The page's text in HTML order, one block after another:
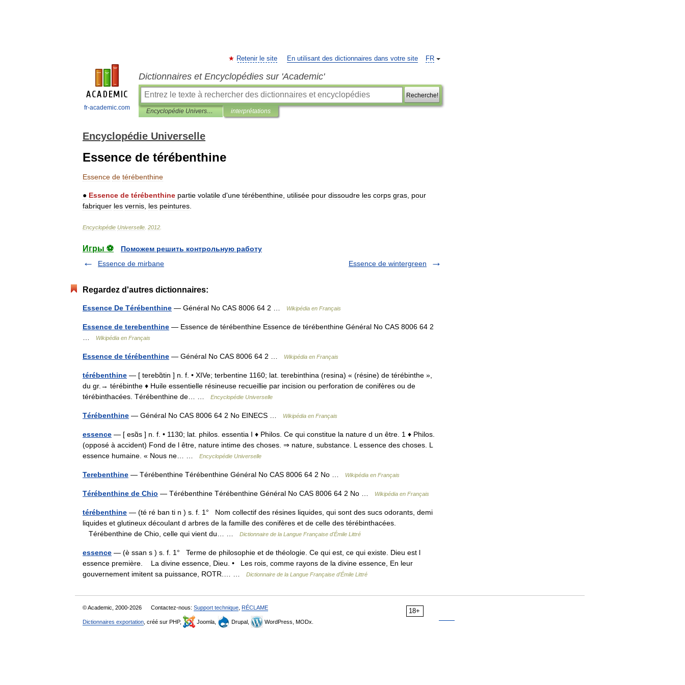
fr-academic.com
FR
Retenir le site En utilisant des dictionnaires dans votre site
Dictionnaires et Encyclopédies sur 'Academic'
Recherche!
Encyclopédie Universelle interprétations
Encyclopédie Universelle
Essence de térébenthine
Essence de térébenthine
● Essence de térébenthine partie volatile d'une térébenthine utilisée pour dissoudre les corps gras pour
fabriquer les vernis les peintures
Encyclopédie Universelle 2012
Игры ⚽
Поможем решить контрольную работу
Essence de mirbane
Essence de wintergreen
Regardez d'autres dictionnaires:
Essence De Térébenthine — Général No CAS 8006 64 2 … Wikipédia en Français
Essence de terebenthine — Essence de térébenthine Essence de térébenthine Général No CAS 8006 64 2
Wikipédia en Français
Essence de térébenthine — Général No CAS 8006 64 2 … Wikipédia en Français
térébenthine — [ terebɑ̃tin ] n. f. • XIVe; terbentine 1160; lat. terebinthina (resina) « (résine) de térébinthe »,
du gr.→ térébinthe ♦ Huile essentielle résineuse recueillie par incision ou perforation de conifères ou de
térébinthacées. Térébenthine de… …
Encyclopédie Universelle
Térébenthine — Général No CAS 8006 64 2 No EINECS … Wikipédia en Français
essence — [ esɑ̃s ] n. f. • 1130; lat. philos. essentia I ♦ Philos. Ce qui constitue la nature d un être. 1 ♦ Philos.
(opposé à accident) Fond de l être, nature intime des choses. ⇒ nature, substance. L essence des choses. L
essence humaine. « Nous ne… …
Encyclopédie Universelle
Terebenthine — Térébenthine Térébenthine Général No CAS 8006 64 2 No … Wikipédia en Français
Térébenthine de Chio — Térébenthine Térébenthine Général No CAS 8006 64 2 No … Wikipédia en Français
térébenthine — (té ré ban ti n ) s. f. 1° Nom collectif des résines liquides, qui sont des sucs odorants, demi
liquides et glutineux découlant d arbres de la famille des conifères et de celle des térébinthacées.
Térébenthine de Chio, celle qui vient du… …
Dictionnaire de la Langue Française d'Émile Littré
essence — (è ssan s ) s. f. 1° Terme de philosophie et de théologie. Ce qui est, ce qui existe. Dieu est l
essence première. La divine essence, Dieu. • Les rois, comme rayons de la divine essence, En leur
gouvernement imitent sa puissance, ROTR.… …
Dictionnaire de la Langue Française d'Émile Littré
18+
© Academic, 2000-2026 Contactez-nous: Support technique RÉCLAME
Dictionnaires exportation , créé sur PHP, Joomla, Drupal, WordPress, MODx.